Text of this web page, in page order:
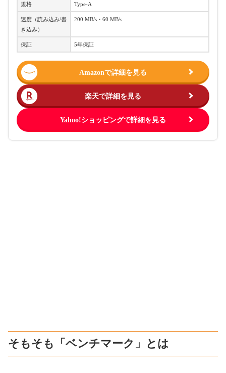
規格 Type-A
速度（読み込み/書
き込み）
200 MB/s・60 MB/s
保証 5年保証
Amazonで詳細を見る
楽天で詳細を見る
Yahoo!ショッピングで詳細を見る
そもそも「ベンチマーク」とは